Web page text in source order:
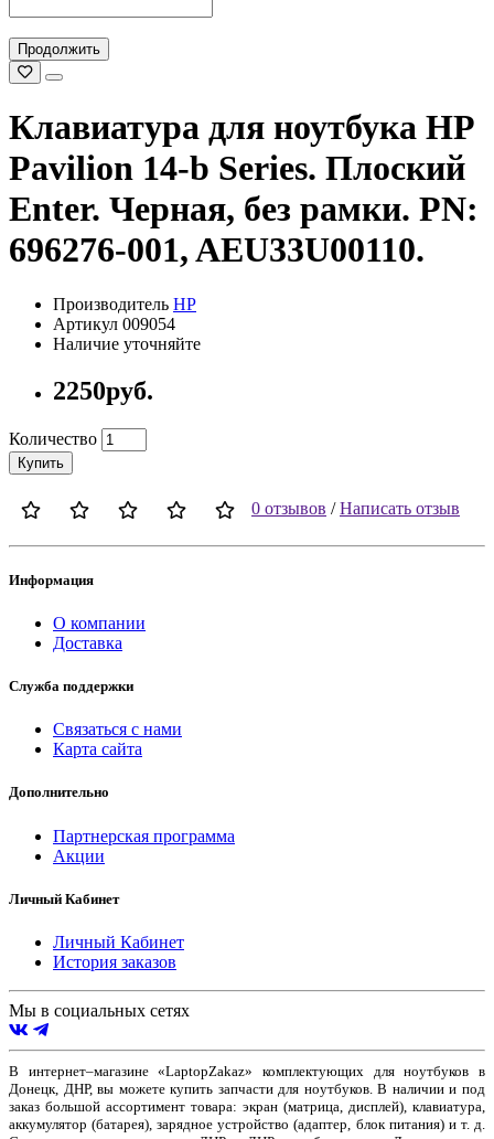
Продолжить
Клавиатура для ноутбука HP
Pavilion 14-b Series. Плоский
Enter. Черная, без рамки. PN:
696276-001, AEU33U00110.
Производитель HP
Артикул 009054
Наличие уточняйте
2250руб.
Количество
Купить
0 отзывов /Написать отзыв
Информация
О компании
Доставка
Служба поддержки
Связаться с нами
Карта сайта
Дополнительно
Партнерская программа
Акции
Личный Кабинет
Личный Кабинет
История заказов
Мы в социальных сетях
В интернет–магазине «LaptopZakaz» комплектующих для ноутбуков в
Донецк, ДНР, вы можете купить запчасти для ноутбуков. В наличии и под
заказ большой ассортимент товара: экран (матрица, дисплей), клавиатура,
аккумулятор (батарея), зарядное устройство (адаптер, блок питания) и т. д.